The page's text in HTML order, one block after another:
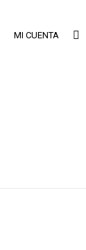
MI CUENTA